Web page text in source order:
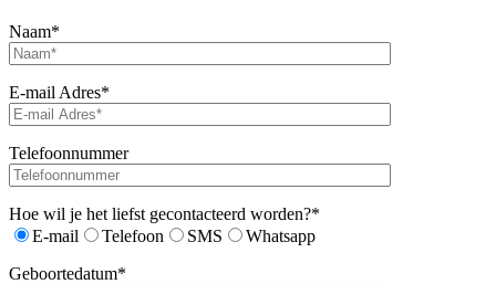
Naam*
E-mail Adres*
Telefoonnummer
Hoe wil je het liefst gecontacteerd worden?*
E-mail
Telefoon SMS
Whatsapp
Geboortedatum*